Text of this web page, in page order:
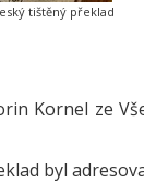
tištěný překlad
Kornel ze
byl